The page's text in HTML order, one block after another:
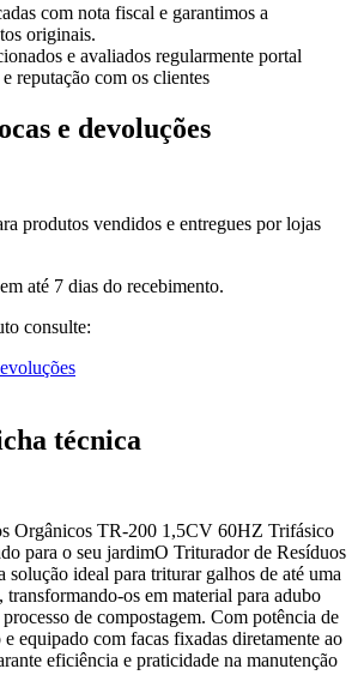
com nota fiscal e garantimos a
originais.
e avaliados regularmente portal
reputação com os clientes
e devoluções
produtos vendidos e entregues por lojas
até 7 dias do recebimento.
consulte:
técnica
Orgânicos TR-200 1,5CV 60HZ Trifásico
para o seu jardimO Triturador de Resíduos
solução ideal para triturar galhos de até uma
transformando-os em material para adubo
de compostagem. Com potência de
equipado com facas fixadas diretamente ao
eficiência e praticidade na manutenção